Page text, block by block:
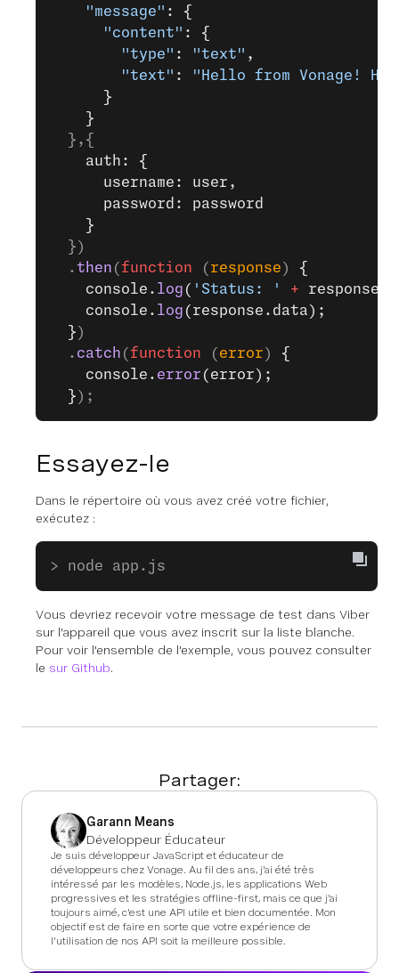
    "message"
: {
      "content"
: {
        "type"
: "text" ,
        "text"
:
"Hello from Vonage!
      }
    }
  },{
    auth: {
      username: user,
      password: password
    }
  })
  .
then (function ( response ) {
    console.
log ( 'Status: ' +
    console.
log (response.data);
  }
)
  .
catch (function ( error ) {
    console.
error (error);
  }
);
Essayez-le
Dans le répertoire où vous avez créé votre fichier,
exécutez :
> node app.js
Vous devriez recevoir votre message de test dans Viber
sur l'appareil que vous avez inscrit sur la liste blanche.
Pour voir l'ensemble de l'exemple, vous pouvez consulter
le sur Github.
Partager:
Garann Means
Développeur Éducateur
Je suis développeur JavaScript et éducateur de
développeurs chez Vonage. Au fil des ans, j'ai été très
intéressé par les modèles, Node.js, les applications Web
progressives et les stratégies offline-first, mais ce que j'ai
toujours aimé, c'est une API utile et bien documentée. Mon
objectif est de faire en sorte que votre expérience de
l'utilisation de nos API soit la meilleure possible.